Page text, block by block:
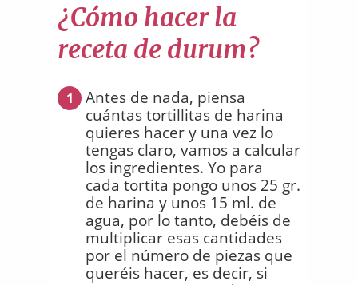
¿Cómo hacer la
receta de durum?
1
Antes de nada, piensa
cuántas tortillitas de harina
quieres hacer y una vez lo
tengas claro, vamos a calcular
los ingredientes. Yo para
cada tortita pongo unos 25 gr.
de harina y unos 15 ml. de
agua, por lo tanto, debéis de
multiplicar esas cantidades
por el número de piezas que
queréis hacer, es decir, si